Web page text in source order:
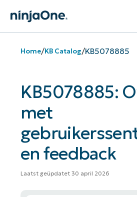
Home/KB Catalog/KB5078885
KB5078885:
met
en feedback
Laatst geüpdatet 30 april 2026